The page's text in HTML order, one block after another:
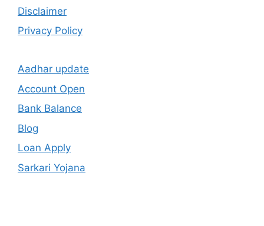
Disclaimer
Privacy Policy
Aadhar update
Account Open
Bank Balance
Blog
Loan Apply
Sarkari Yojana